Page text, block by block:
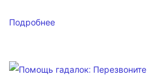
Подробнее